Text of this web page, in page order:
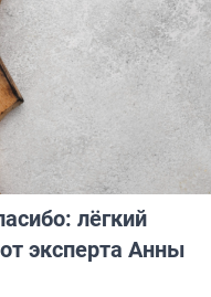
лёгкий
эксперта Анны